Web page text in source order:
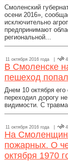
Смоленский
осени 2016»,
исключительно
предпринимают
региональной...
11 октября 2016 года |
В Смоленске
пешеход
Днем 10 октября
переходил дорогу
видимости. С
11 октября 2016 года |
На
пожарных. О
октября 1970